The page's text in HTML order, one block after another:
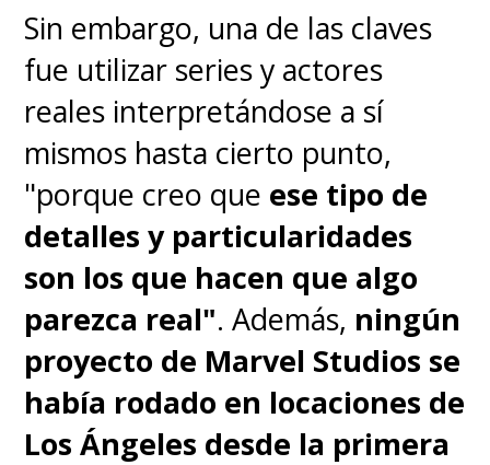
que hay detrás", destacó.
"Solo recuerdo haberlo
conocido por primera vez y
saber que íbamos a
divertirnos y a pasarlo bien. Y
eso es lo que buscas", valoró
Blenkin, agregando que "Tim me
dio rápidamente la sensación de
que nos lo pasaríamos tan bien
que no sabíamos lo que iba a
Sin embargo, una de las claves
fue utilizar series y actores
reales interpretándose a sí
mismos hasta cierto punto,
"porque creo que ese tipo de
detalles y particularidades
son los que hacen que algo
parezca real". Además, ningún
proyecto de Marvel Studios se
había rodado en locaciones de
Los Ángeles desde la primera